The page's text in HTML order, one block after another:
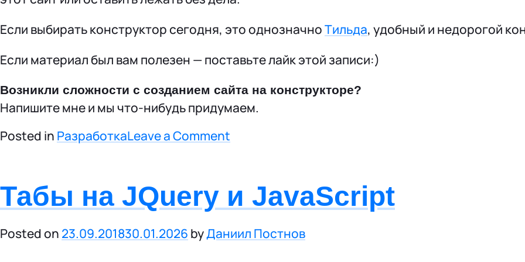
Если выбирать конструктор сегодня, это однозначноТильда, удобный и недорогой
Если материал был вам полезен — поставьте лайк этой записи:)
Возникли сложности с созданием сайта на конструкторе?
Напишите мне и мы что-нибудь придумаем.
Posted in РазработкаLeave a Comment
к
а
и
х
Табы на JQuery и JavaScript
Posted on 23.09.201830.01.2026 byДаниил Постнов